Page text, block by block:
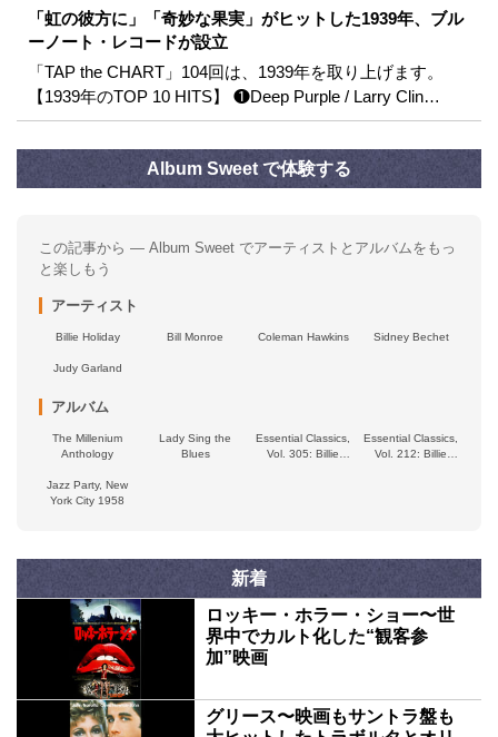
「虹の彼方に」「奇妙な果実」がヒットした1939年、ブル
ーノート・レコードが設立
「TAP the CHART」104回は、1939年を取り上げます。
【1939年のTOP 10 HITS】 ❶Deep Purple / Larry Clin…
Album Sweet で体験する
この記事から — Album Sweet でアーティストとアルバムをもっ
と楽しもう
アーティスト
Billie Holiday Bill Monroe Coleman Hawkins Sidney Bechet
Judy Garland
アルバム
The Millenium
Anthology
Lady Sing the
Blues
Essential Classics,
Vol. 305: Billie
Essential Classics,
Vol. 212: Billie
Jazz Party, New
York City 1958
新着
ロッキー・ホラー・ショー〜世
界中でカルト化した“観客参
加”映画
グリース〜映画もサントラ盤も